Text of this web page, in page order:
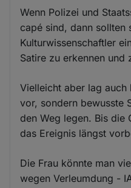
Wenn Polizei und
capé sind, dann sollten
Kulturwissenschaftler
Satire zu erkennen und
Vielleicht aber lag
vor, sondern bewusste
den Weg legen. Bis die
das Ereignis längst
Die Frau könnte man
wegen Verleumdung -